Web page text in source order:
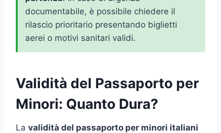
documentabile, è possibile chiedere il
rilascio prioritario presentando biglietti
aerei o motivi sanitari validi.
Validità del Passaporto per
Minori: Quanto Dura?
La validità del passaporto per minori italiani